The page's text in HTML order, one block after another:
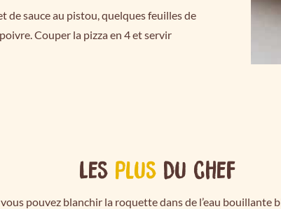
de sauce au pistou, quelques feuilles de
Couper la pizza en 4 et servir
Les plusdu chef
pouvez blanchir la roquette dans de l’eau bouillante